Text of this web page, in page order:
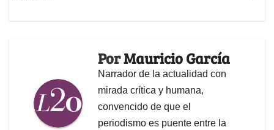
PorMauricio García
Narrador de la actualidad con
mirada crítica y humana,
convencido de que el
periodismo es puente entre la